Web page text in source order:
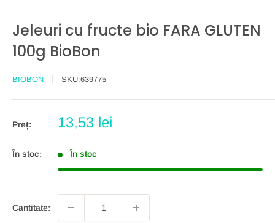
Jeleuri cu fructe bio FARA GLUTEN
100g BioBon
BIOBON SKU:639775
Preț:
Preț
13,53 lei
În stoc: În stoc
Cantitate: